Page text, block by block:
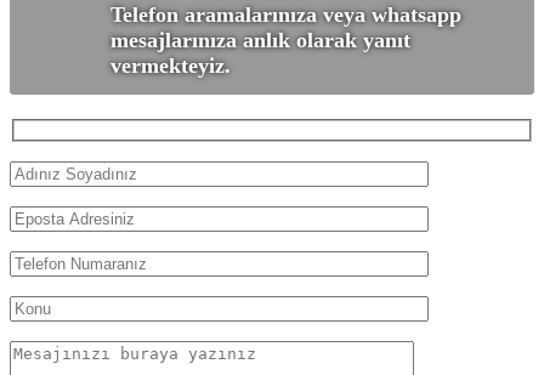
Telefon aramalarınıza veya whatsapp
mesajlarınıza anlık olarak yanıt
vermekteyiz.